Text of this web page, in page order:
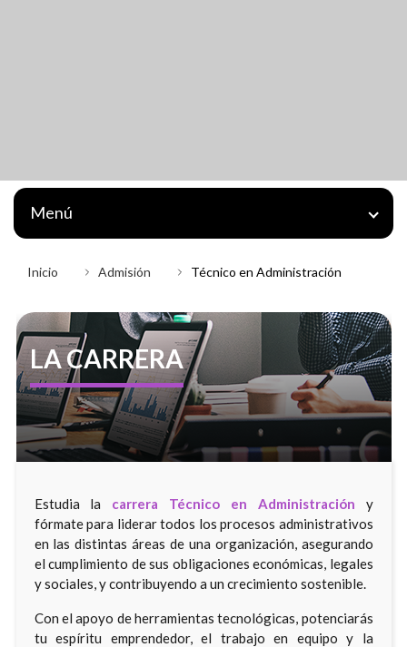
Menú
Inicio Admisión Técnico en Administración
LA CARRERA
Estudia la carrera Técnico en Administración y
fórmate para liderar todos los procesos administrativos
en las distintas áreas de una organización, asegurando
el cumplimiento de sus obligaciones económicas, legales
y sociales, y contribuyendo a un crecimiento sostenible.
Con el apoyo de herramientas tecnológicas, potenciarás
tu espíritu emprendedor, el trabajo en equipo y la